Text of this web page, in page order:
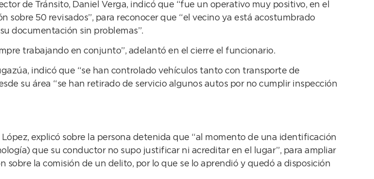
de Tránsito, Daniel Verga, indicó que “fue un operativo muy positivo, en el
sobre 50 revisados”, para reconocer que “el vecino ya está acostumbrado
documentación sin problemas”.
trabajando en conjunto”, adelantó en el cierre el funcionario.
indicó que “se han controlado vehículos tanto con transporte de
su área “se han retirado de servicio algunos autos por no cumplir inspección
explicó sobre la persona detenida que “al momento de una identificación
que su conductor no supo justificar ni acreditar en el lugar”, para ampliar
sobre la comisión de un delito, por lo que se lo aprendió y quedó a disposición